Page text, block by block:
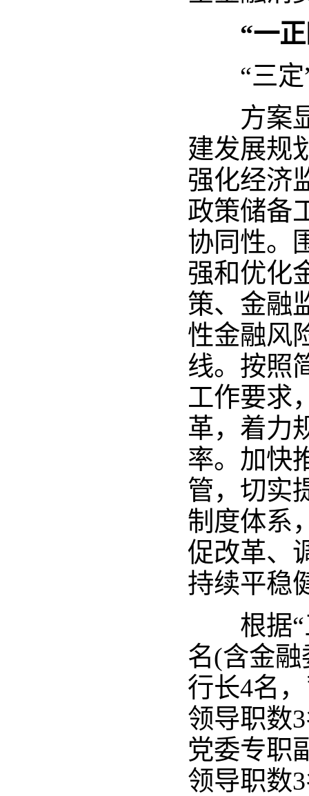
“一
“三定”
方案显
建发展规
强化经济
政策储备
协同性。
强和优化
策、金融
性金融风
线。按照
工作要求
革，着力
率。加快
管，切实
制度体系
促改革、
持续平稳
根据“三
名(含金
行长4名
领导职数
党委专职
领导职数